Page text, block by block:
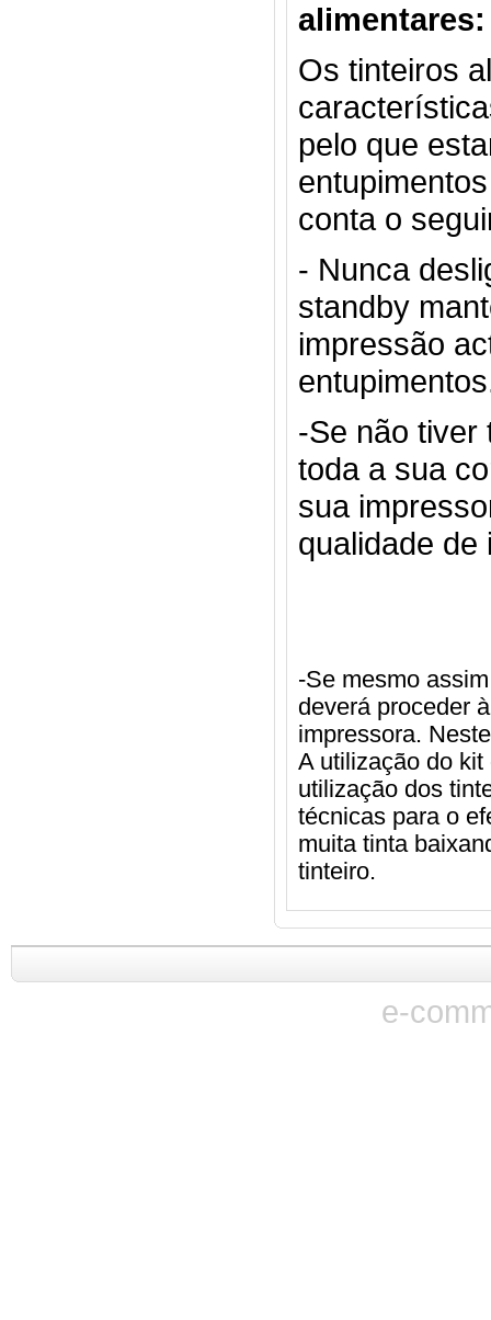
alimentares:
Os tinteiros
pelo que
conta o
- Nunca
standby
impressão
-Se não tiver
toda a sua
sua
qualidade de
-Se mesmo
deverá proceder
impressora.
A utilização do
utilização dos
técnicas para o
muita tinta
tinteiro.
e-